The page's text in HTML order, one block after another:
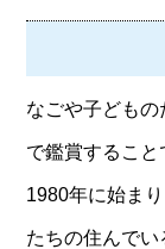
なごや子ども
で鑑賞すること
1980年に始ま
たちの住んで